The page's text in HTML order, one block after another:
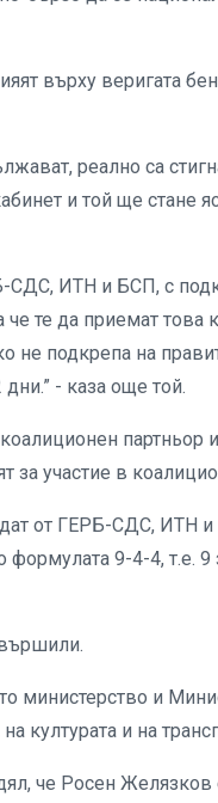
върху веригата
реално са
и той ще стане
СДС, ИТН и БСП, с
че те да приемат
не подкрепа на
- каза още той.
партньор
участие в
от ГЕРБ-СДС, ИТН
формулата 9-4-4,
министерство и
културата и на
че Росен